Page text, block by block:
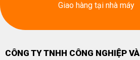
Giao hàng tại nhà máy
CÔNG TY TNHH CÔNG NGHIỆP